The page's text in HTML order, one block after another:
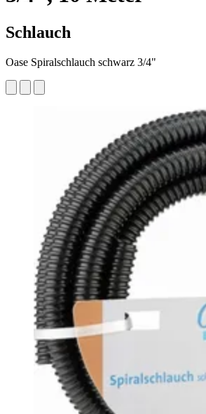
Schlauch
Oase Spiralschlauch schwarz 3/4"